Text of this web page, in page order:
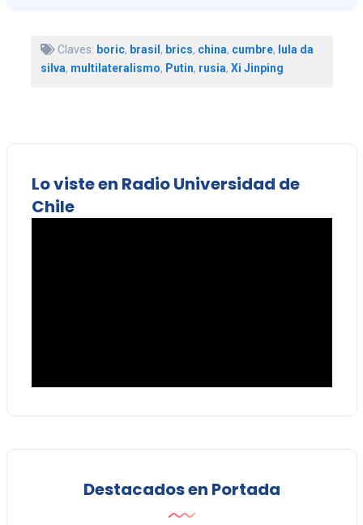
Claves: boric, brasil , brics, china, cumbre, lula da
silva, multilateralismo, Putin, rusia, Xi Jinping
Lo viste en Radio Universidad de
Chile
Destacados en Portada